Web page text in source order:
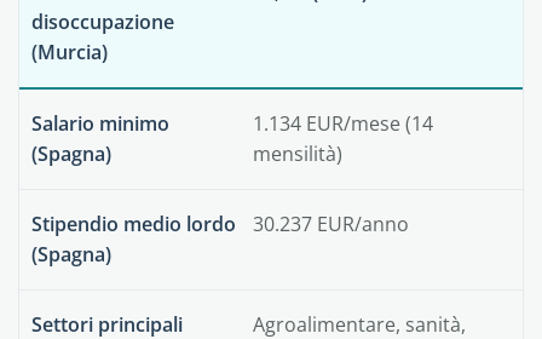
disoccupazione
(Murcia)
Salario minimo
(Spagna)
1.134 EUR/mese (14
mensilità)
Stipendio medio lordo
(Spagna)
30.237 EUR/anno
Settori principali
Agroalimentare, sanità,